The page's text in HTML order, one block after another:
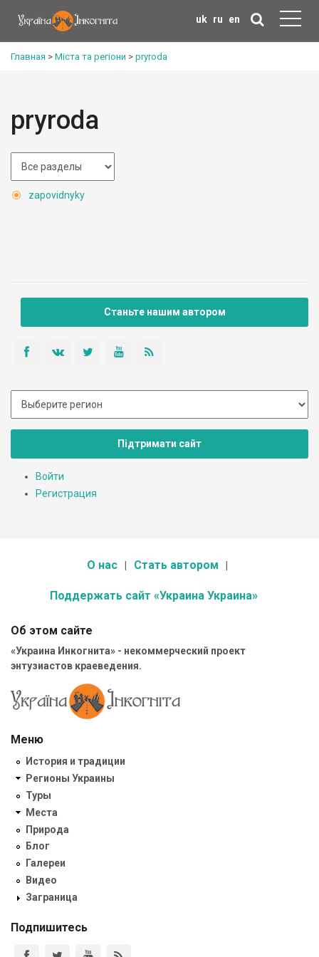
uk ru en
Главная > Міста та регіони > pryroda
pryroda
zapovidnyky
Станьте нашим автором
Підтримати сайт
Войти
Регистрация
О нас Стать автором
Поддержать сайт «Украина Украина»
Об этом сайте
«Украина Инкогнита» - некоммерческий проект
энтузиастов краеведения.
Меню
История и традиции
Регионы Украины
Туры
Места
Природа
Блог
Галереи
Видео
Заграница
Подпишитесь